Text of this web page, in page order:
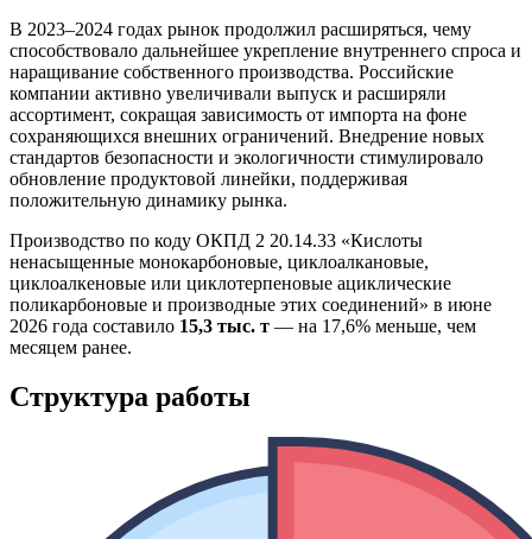
В 2023–2024 годах рынок продолжил расширяться, чему
способствовало дальнейшее укрепление внутреннего спроса и
наращивание собственного производства. Российские
компании активно увеличивали выпуск и расширяли
ассортимент, сокращая зависимость от импорта на фоне
сохраняющихся внешних ограничений. Внедрение новых
стандартов безопасности и экологичности стимулировало
обновление продуктовой линейки, поддерживая
положительную динамику рынка.
Производство по коду ОКПД 2 20.14.33 «Кислоты
ненасыщенные монокарбоновые, циклоалкановые,
циклоалкеновые или циклотерпеновые ациклические
поликарбоновые и производные этих соединений» в июне
2026 года составило 15,3 тыс. т — на 17,6% меньше, чем
месяцем ранее.
Структура работы